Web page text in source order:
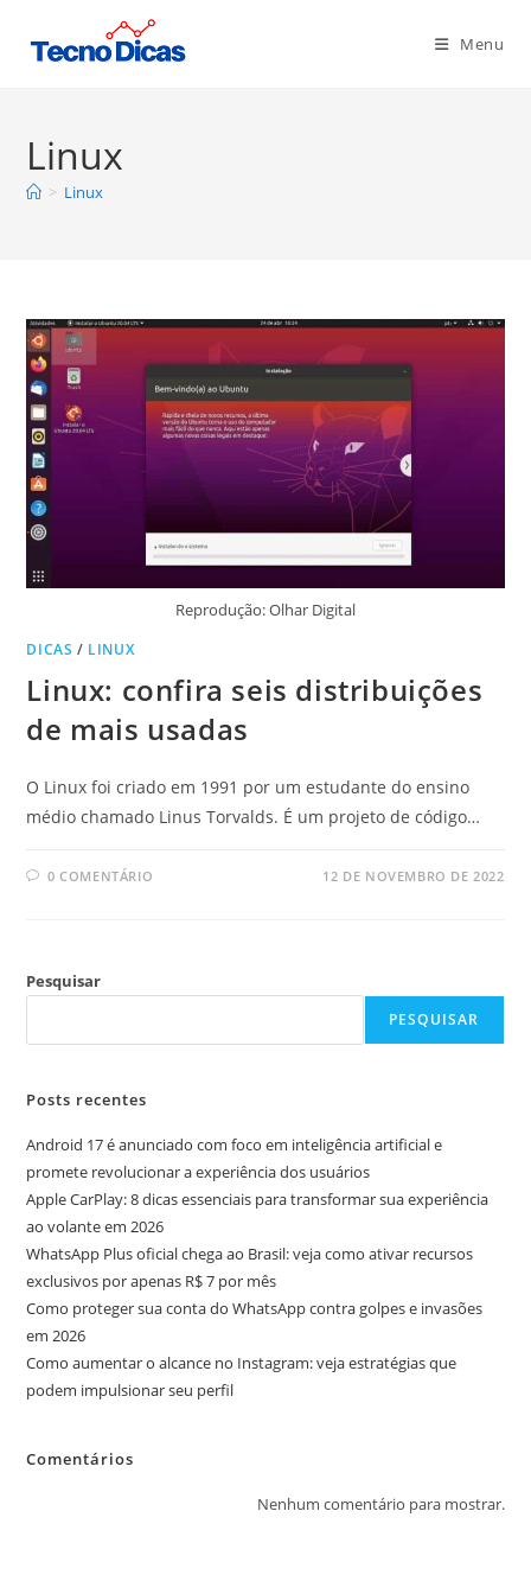
para
Menu
Linux
> Linux
Reprodução: Olhar Digital
DICAS / LINUX
Linux: confira seis distribuições
de mais usadas
O Linux foi criado em 1991 por um estudante do ensino
médio chamado Linus Torvalds. É um projeto de código…
0 COMENTÁRIO 12 DE NOVEMBRO DE 2022
Pesquisar
PESQUISAR
Posts recentes
Android 17 é anunciado com foco em inteligência artificial e
promete revolucionar a experiência dos usuários
Apple CarPlay: 8 dicas essenciais para transformar sua experiência
ao volante em 2026
WhatsApp Plus oficial chega ao Brasil: veja como ativar recursos
exclusivos por apenas R$ 7 por mês
Como proteger sua conta do WhatsApp contra golpes e invasões
em 2026
Como aumentar o alcance no Instagram: veja estratégias que
podem impulsionar seu perfil
Comentários
Nenhum comentário para mostrar.